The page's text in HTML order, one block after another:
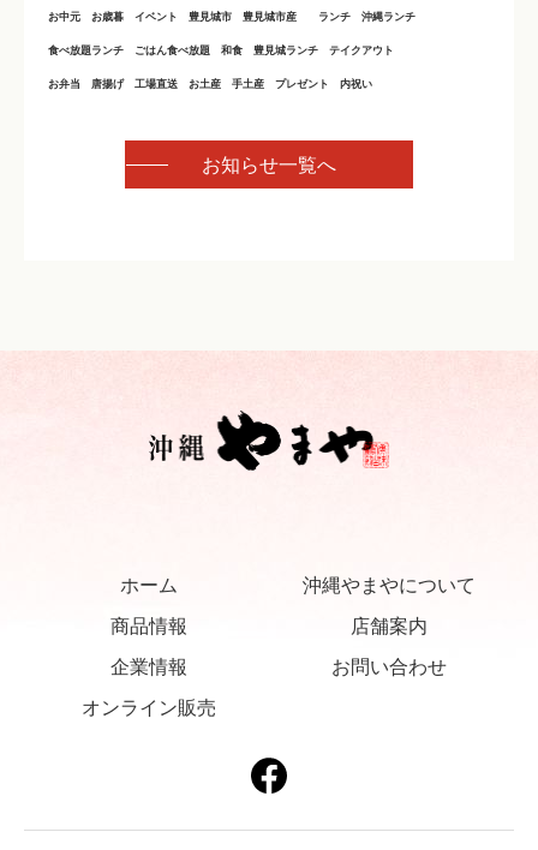
お中元 お歳暮 イベント 豊見城市 豊見城市産 ランチ 沖縄ランチ
食べ放題ランチ ごはん食べ放題 和食 豊見城ランチ テイクアウト
お弁当 唐揚げ 工場直送 お土産 手土産 プレゼント 内祝い
お知らせ一覧へ
ホーム
沖縄やまやについて
商品情報
店舗案内
企業情報
お問い合わせ
オンライン販売